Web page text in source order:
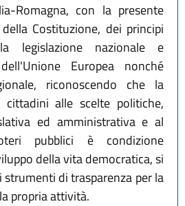
Romagna, con la presente
Costituzione, dei principi
legislazione nazionale e
Europea nonché
riconoscendo che la
cittadini alle scelte politiche,
ed amministrativa e al
pubblici è condizione
della vita democratica, si
di trasparenza per la
propria attività.